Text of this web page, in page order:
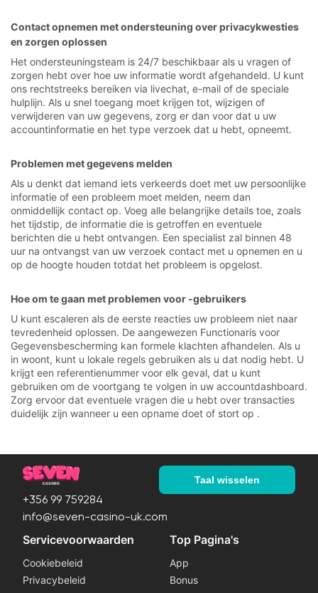
Contact opnemen met ondersteuning over privacykwesties
en zorgen oplossen
Het ondersteuningsteam is 24/7 beschikbaar als u vragen of
zorgen hebt over hoe uw informatie wordt afgehandeld. U kunt
ons rechtstreeks bereiken via livechat, e-mail of de speciale
hulplijn. Als u snel toegang moet krijgen tot, wijzigen of
verwijderen van uw gegevens, zorg er dan voor dat u uw
accountinformatie en het type verzoek dat u hebt, opneemt.
Problemen met gegevens melden
Als u denkt dat iemand iets verkeerds doet met uw persoonlijke
informatie of een probleem moet melden, neem dan
onmiddellijk contact op. Voeg alle belangrijke details toe, zoals
het tijdstip, de informatie die is getroffen en eventuele
berichten die u hebt ontvangen. Een specialist zal binnen 48
uur na ontvangst van uw verzoek contact met u opnemen en u
op de hoogte houden totdat het probleem is opgelost.
Hoe om te gaan met problemen voor -gebruikers
U kunt escaleren als de eerste reacties uw probleem niet naar
tevredenheid oplossen. De aangewezen Functionaris voor
Gegevensbescherming kan formele klachten afhandelen. Als u
in woont, kunt u lokale regels gebruiken als u dat nodig hebt. U
krijgt een referentienummer voor elk geval, dat u kunt
gebruiken om de voortgang te volgen in uw accountdashboard.
Zorg ervoor dat eventuele vragen die u hebt over transacties
duidelijk zijn wanneer u een opname doet of stort op .
Taal wisselen
+356 99 759284
info@seven-casino-uk.com
Servicevoorwaarden
Cookiebeleid
Privacybeleid
Top Pagina's
App
Bonus